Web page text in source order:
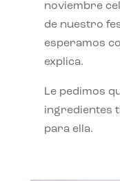
noviembre
de nuestro
esperamos
explica.
Le pedimos
ingredientes
para ella.